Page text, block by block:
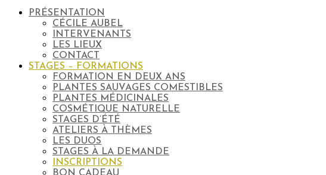
PRÉSENTATION
CÉCILE AUBEL
INTERVENANTS
LES LIEUX
CONTACT
STAGES – FORMATIONS
FORMATION EN DEUX ANS
PLANTES SAUVAGES COMESTIBLES
PLANTES MÉDICINALES
COSMÉTIQUE NATURELLE
STAGES D’ÉTÉ
ATELIERS À THÈMES
LES DUOS
STAGES À LA DEMANDE
INSCRIPTIONS